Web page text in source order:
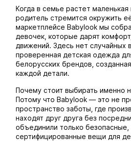
Когда в семье растет
родитель стремится окружить
маркетплейсе Babylook мы
девочек, которые дарят
движений. Здесь нет
проверенная детская одежда
белорусских брендов,
каждой детали.
Почему стоит выбирать именно
Потому что Babylook — это не
пространство заботы, где
находят друг друга без
объединили только безопасные,
сертифицированные вещи для